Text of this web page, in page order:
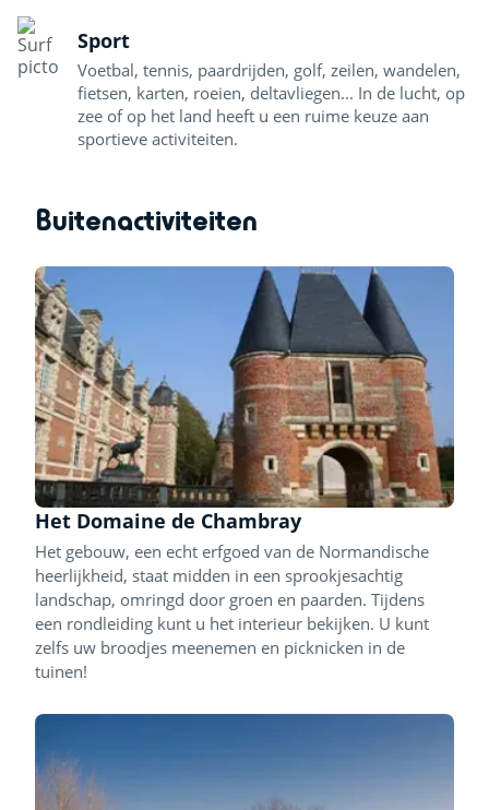
Sport
Voetbal, tennis, paardrijden, golf, zeilen, wandelen,
fietsen, karten, roeien, deltavliegen... In de lucht, op
zee of op het land heeft u een ruime keuze aan
sportieve activiteiten.
Buitenactiviteiten
Het Domaine de Chambray
Het gebouw, een echt erfgoed van de Normandische
heerlijkheid, staat midden in een sprookjesachtig
landschap, omringd door groen en paarden. Tijdens
een rondleiding kunt u het interieur bekijken. U kunt
zelfs uw broodjes meenemen en picknicken in de
tuinen!